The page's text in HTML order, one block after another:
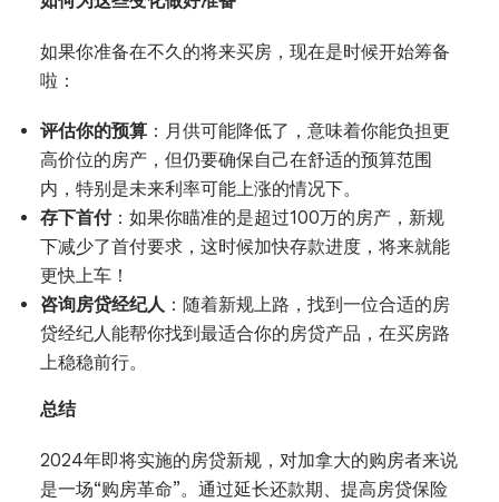
如果你准备在不久的将来买房，现在是时候开始筹备
啦：
评估你的预算：月供可能降低了，意味着你能负担更
高价位的房产，但仍要确保自己在舒适的预算范围
内，特别是未来利率可能上涨的情况下。
存下首付：如果你瞄准的是超过100万的房产，新规
下减少了首付要求，这时候加快存款进度，将来就能
更快上车！
咨询房贷经纪人 ：随着新规上路，找到一位合适的房
贷经纪人能帮你找到最适合你的房贷产品，在买房路
上稳稳前行。
总结
2024年即将实施的房贷新规，对加拿大的购房者来说
是一场“购房革命”。通过延长还款期、提高房贷保险